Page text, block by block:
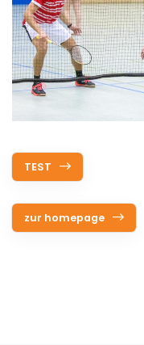
TEST
zur homepage
Service
Aus- und Fortbildungen
Kontakt
DJK Sportjugend